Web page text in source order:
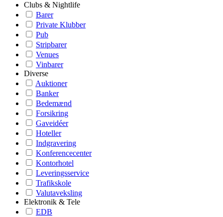
Clubs & Nightlife
Barer
Private Klubber
Pub
Stripbarer
Venues
Vinbarer
Diverse
Auktioner
Banker
Bedemænd
Forsikring
Gaveidéer
Hoteller
Indgravering
Konferencecenter
Kontorhotel
Leveringsservice
Trafikskole
Valutaveksling
Elektronik & Tele
EDB